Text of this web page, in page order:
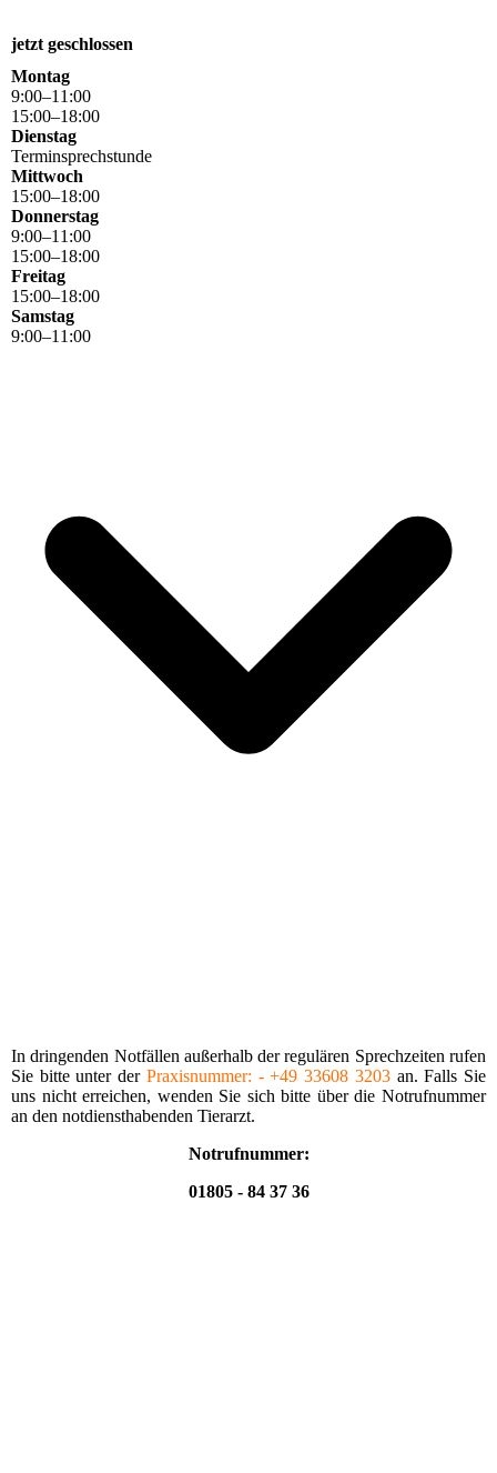
jetzt geschlossen
Montag
9:00–11 :00
15:00–18:00
Dienstag
Terminsprechstunde
Mittwoch
15:00–18:00
Donnerstag
9:00–11 :00
15:00–18:00
Freitag
15:00–18:00
Samstag
9:00–11 :00
In dringenden Notfällen außerhalb der regu­lären Sprechzeiten rufen
Sie bitte unter der Praxis­nummer: - +49 33608 3203 an. Falls Sie
uns nicht erreichen, wenden Sie sich bitte über die Notrufnummer
an den notdiensthabenden Tierarzt.
Notrufnummer:
01805 - 84 37 36